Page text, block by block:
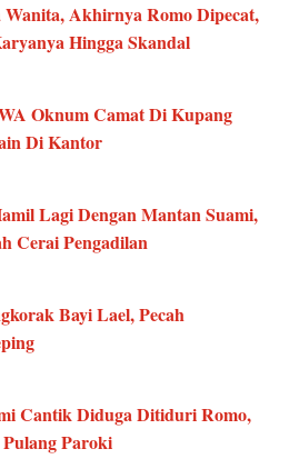
Akhirnya Romo Dipecat,
Hingga Skandal
Oknum Camat Di Kupang
Di Kantor
Lagi Dengan Mantan Suami,
Cerai Pengadilan
Bayi Lael, Pecah
Cantik Diduga Ditiduri Romo,
Paroki